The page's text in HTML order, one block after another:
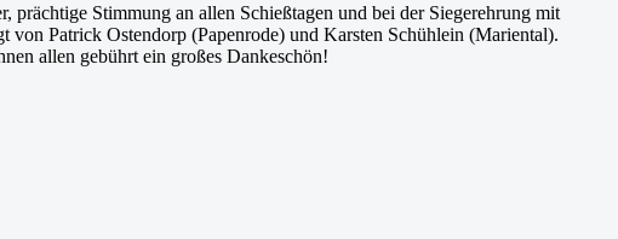
prächtige Stimmung an allen Schießtagen und bei der Siegerehrung mit
Patrick Ostendorp (Papenrode) und Karsten Schühlein (Mariental).
allen gebührt ein großes Dankeschön!